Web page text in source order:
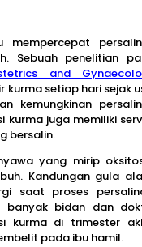
Sebuah penelitian
and
kurma setiap hari sejak
kemungkinan
kurma juga memiliki
bersalin.
yang mirip
Kandungan gula
saat proses
banyak bidan dan
kurma di trimester
pada ibu hamil.